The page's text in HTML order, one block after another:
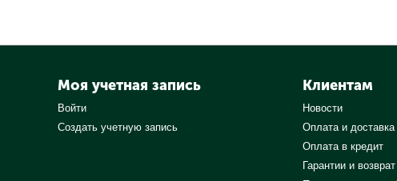
Моя учетная запись
Войти
Создать учетную запись
Клиентам
Новости
Оплата и доставка
Оплата в кредит
Гарантии и возврат